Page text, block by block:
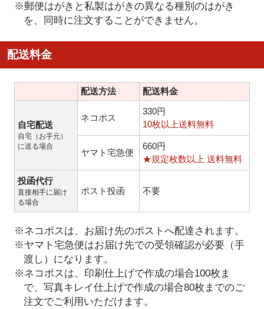
※郵便はがきと私製はがきの異なる種別のはがき
を、同時に注文することができません。
配送料金
配送方法 配送料金
自宅配送
自宅（お手元）
に送る場合
ネコポス
330円
10枚以上送料無料
ヤマト宅急便
660円
★規定枚数以上 送料無料
投函代行
直接相手に届け
る場合
ポスト投函 不要
※ネコポスは、お届け先のポストへ配達されます。
※ヤマト宅急便はお届け先での受領確認が必要（手
渡し）になります。
※ネコポスは、印刷仕上げで作成の場合100枚ま
で、写真キレイ仕上げで作成の場合80枚までのご
注文でご利用いただけます。